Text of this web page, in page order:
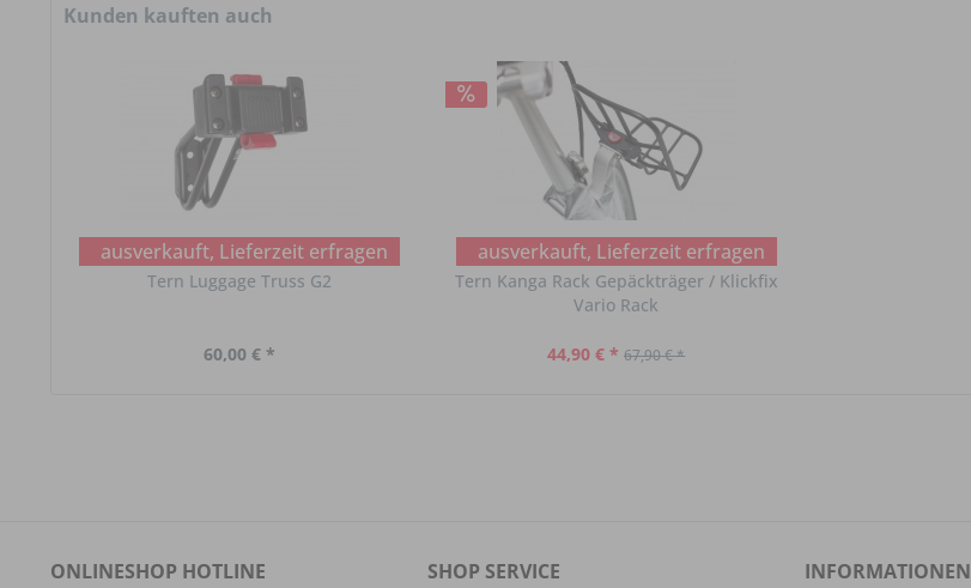
Kunden kauften auch
ausverkauft, Lieferzeit erfragen
Tern Luggage Truss G2
60,00 € *
ausverkauft, Lieferzeit erfragen
Tern Kanga Rack Gepäckträger / Klickfix
Vario Rack
44,90 € * 67,90 € *
ONLINESHOP HOTLINE SHOP SERVICE INFORMATIONEN